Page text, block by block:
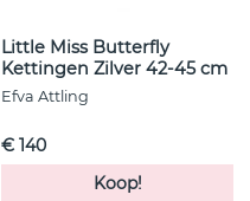
Little Miss Butterfly
Kettingen Zilver 42-45 cm
Efva Attling
€ 140
Koop!